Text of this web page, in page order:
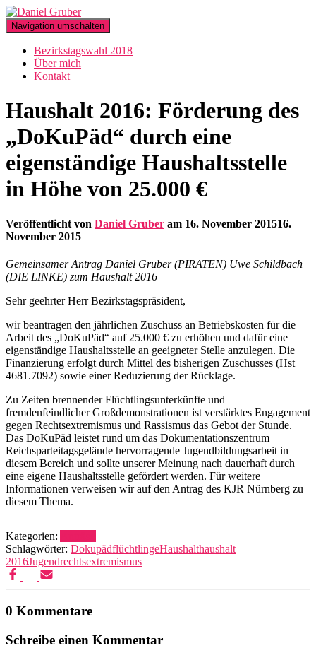
Navigation umschalten
Bezirkstagswahl 2018
Über mich
Kontakt
Haushalt 2016: Förderung des
„DoKuPäd“ durch eine
eigenständige Haushaltsstelle
in Höhe von 25.000 €
Veröffentlicht von Daniel Gruber am 16. November 201516.
November 2015
Gemeinsamer Antrag Daniel Gruber (PIRATEN) Uwe Schildbach
(DIE LINKE) zum Haushalt 2016
Sehr geehrter Herr Bezirkstagspräsident,
wir beantragen den jährlichen Zuschuss an Betriebskosten für die
Arbeit des „DoKuPäd“ auf 25.000 € zu erhöhen und dafür eine
eigenständige Haushaltsstelle an geeigneter Stelle anzulegen. Die
Finanzierung erfolgt durch Mittel des bisherigen Zuschusses (Hst
4681.7092) sowie einer Reduzierung der Rücklage.
Zu Zeiten brennender Flüchtlingsunterkünfte und
fremdenfeindlicher Großdemonstrationen ist verstärktes Engagement
gegen Rechtsextremismus und Rassismus das Gebot der Stunde.
Das DoKuPäd leistet rund um das Dokumentationszentrum
Reichsparteitagsgelände hervorragende Jugendbildungsarbeit in
diesem Bereich und sollte unserer Meinung nach dauerhaft durch
eine eigene Haushaltsstelle gefördert werden. Für weitere
Informationen verweisen wir auf den Antrag des KJR Nürnberg zu
diesem Thema.
Kategorien:
Schlagwörter: DokupädflüchtlingeHaushalthaushalt
2016Jugendrechtsextremismus
0 Kommentare
Schreibe einen Kommentar